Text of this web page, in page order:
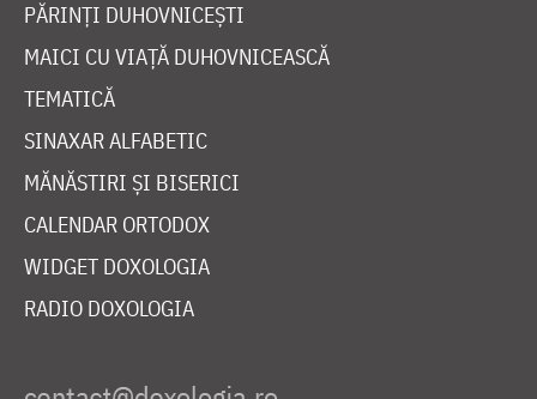
PĂRINȚI DUHOVNICEȘTI
MAICI CU VIAȚĂ DUHOVNICEASCĂ
TEMATICĂ
SINAXAR ALFABETIC
MĂNĂSTIRI ȘI BISERICI
CALENDAR ORTODOX
WIDGET DOXOLOGIA
RADIO DOXOLOGIA